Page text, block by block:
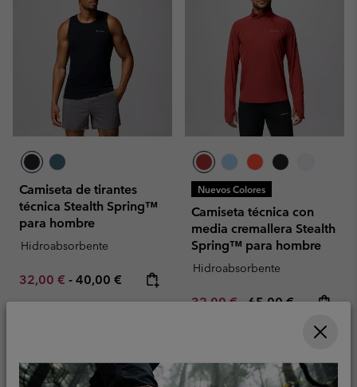
Camiseta de tirantes
técnica Stealth Spring™
para hombre
Hidroabsorbente
Minimum sale price:
32,00 € - Maximum price:
40,00 €
Nuevos Colores
Camiseta técnica con
media cremallera Stealth
Spring™ para hombre
Hidroabsorbente
Minimum sale price:
32,00 €-Maximum price:
65,00 €